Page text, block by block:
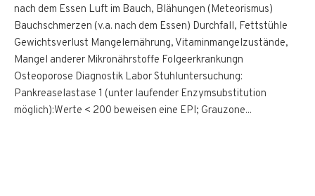
nach dem Essen Luft im Bauch, Blähungen (Meteorismus)
Bauchschmerzen (v.a. nach dem Essen) Durchfall, Fettstühle
Gewichtsverlust Mangelernährung, Vitaminmangelzustände,
Mangel anderer Mikronährstoffe Folgeerkrankungn
Osteoporose Diagnostik Labor Stuhluntersuchung:
Pankreaselastase 1 (unter laufender Enzymsubstitution
möglich):Werte < 200 beweisen eine EPI; Grauzone...